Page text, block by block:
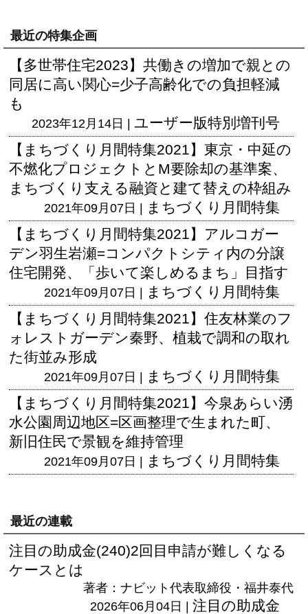
最近の特集企画
【多世帯住宅2023】共働きの増加で親との
同居に高い関心=少子高齢化での負担軽減
も
2023年12月14日 | ユーザー版特別増刊号
【まちづくり月間特集2021】東京・中延の
不燃化プロジェクトとM要除却の基準案、
まちづくり支える融資と建て替えの枠組み
2021年09月07日 | まちづくり月間特集
【まちづくり月間特集2021】アルコガー
デン羽生岩瀬=コンパクトシティ内の分譲
住宅開発、「歩いて楽しめるまち」目指す
2021年09月07日 | まちづくり月間特集
【まちづくり月間特集2021】住友林業のフ
ォレストガーデン秦野、植栽で調和の取れ
た街並み形成
2021年09月07日 | まちづくり月間特集
【まちづくり月間特集2021】今泉あらい湧
水公園周辺地区=区画整理で生まれた町、
新旧住民で景観を維持管理
2021年09月07日 | まちづくり月間特集
最近の連載
注目の助成金(240)2回目申請が難しくなる
ケースとは
著者：ナビット代表取締役・福井泰代
2026年06月04日 | 注目の助成金